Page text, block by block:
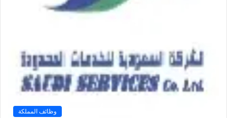
وظائف المملكة